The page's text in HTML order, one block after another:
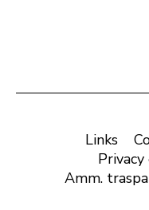
Links
Amm.